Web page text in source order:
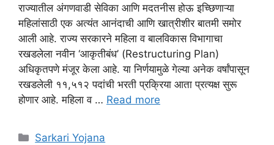
राज्यातील अंगणवाडी सेविका आणि मदतनीस होऊ इच्छिणाऱ्या
महिलांसाठी एक अत्यंत आनंदाची आणि खात्रीशीर बातमी समोर
आली आहे. राज्य सरकारने महिला व बालविकास विभागाचा
रखडलेला नवीन ‘आकृतीबंध’ (Restructuring Plan)
अधिकृतपणे मंजूर केला आहे. या निर्णयामुळे गेल्या अनेक वर्षांपासून
रखडलेली ११,५१२ पदांची भरती प्रक्रिया आता प्रत्यक्ष सुरू
होणार आहे. महिला व … Read more
Categories
Sarkari Yojana